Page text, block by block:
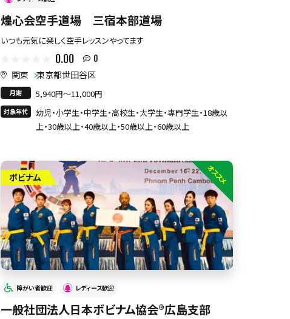
煌心会空手道場 三宿本部道場
いつも元気に楽しく空手レッスンやってます
0.00 0
関東 東京都世田谷区
月謝 5,940円〜11,000円
対象年代
幼児・小学生・中学生・高校生・大学生・専門学生・18歳以
上・30歳以上・40歳以上・50歳以上・60歳以上
ボビナム オススメ
障がい者歓迎 レディース歓迎
一般社団法人日本ボビナム協会®︎広島支部